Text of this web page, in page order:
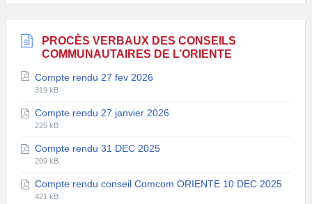
PROCÈS VERBAUX DES CONSEILS
COMMUNAUTAIRES DE L’ORIENTE
Compte rendu 27 fev 2026
Extension
fichier:
pdf
Taille
fichier:
319 kB
Compte rendu 27 janvier 2026
Extension
fichier:
pdf
Taille
fichier:
225 kB
Compte rendu 31 DEC 2025
Extension
fichier:
pdf
Taille
fichier:
209 kB
Compte rendu conseil Comcom ORIENTE 10 DEC 2025
Extension
Taille
421 kB